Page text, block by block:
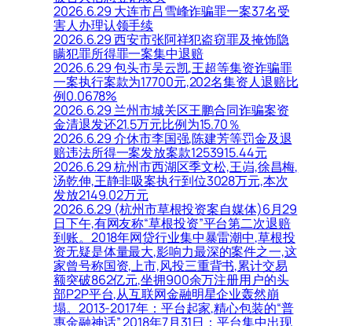
2026.6.29 大连市吕雪峰诈骗罪一案37名受
害人办理认领手续
2026.6.29 西安市张阿祥犯盗窃罪及掩饰隐
瞒犯罪所得罪一案集中退赔
2026.6.29 包头市吴云凯,王超等集资诈骗罪
一案执行案款为17700元,202名集资人退赔比
例0.0678%
2026.6.29 兰州市城关区王鹏合同诈骗案资
金清退发还21.5万元比例为15.70％
2026.6.29 介休市李国强,陈建芳等罚金及退
赔违法所得一案发放案款1253915.44元
2026.6.29 杭州市西湖区季文松,王岿,徐昌梅,
汤乾伸,王静非吸案执行到位3028万元,本次
发放2149.02万元
2026.6.29 (杭州市草根投资案自媒体)6月29
日下午,有网友称“草根投资”平台第二次退赔
到账。2018年网贷行业集中暴雷潮中,草根投
资无疑是体量最大,影响力最深的案件之一,这
家曾号称国资,上市,风投三重背书,累计交易
额突破862亿元,坐拥900余万注册用户的头
部P2P平台,从互联网金融明星企业轰然崩
塌。2013-2017年：平台起家,精心包装的“普
惠金融神话” 2018年7月31日：平台集中出现